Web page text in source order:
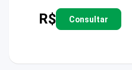
R$ Consultar